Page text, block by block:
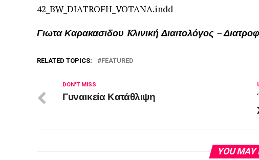
42_BW_DIATROFH_VOTANA.indd
Γιωτα Καρακασιδου Kλινική Διαιτολόγος –
RELATED TOPICS: FEATURED
DON'T MISS
Γυναικεία Κατάθλιψη
YOU